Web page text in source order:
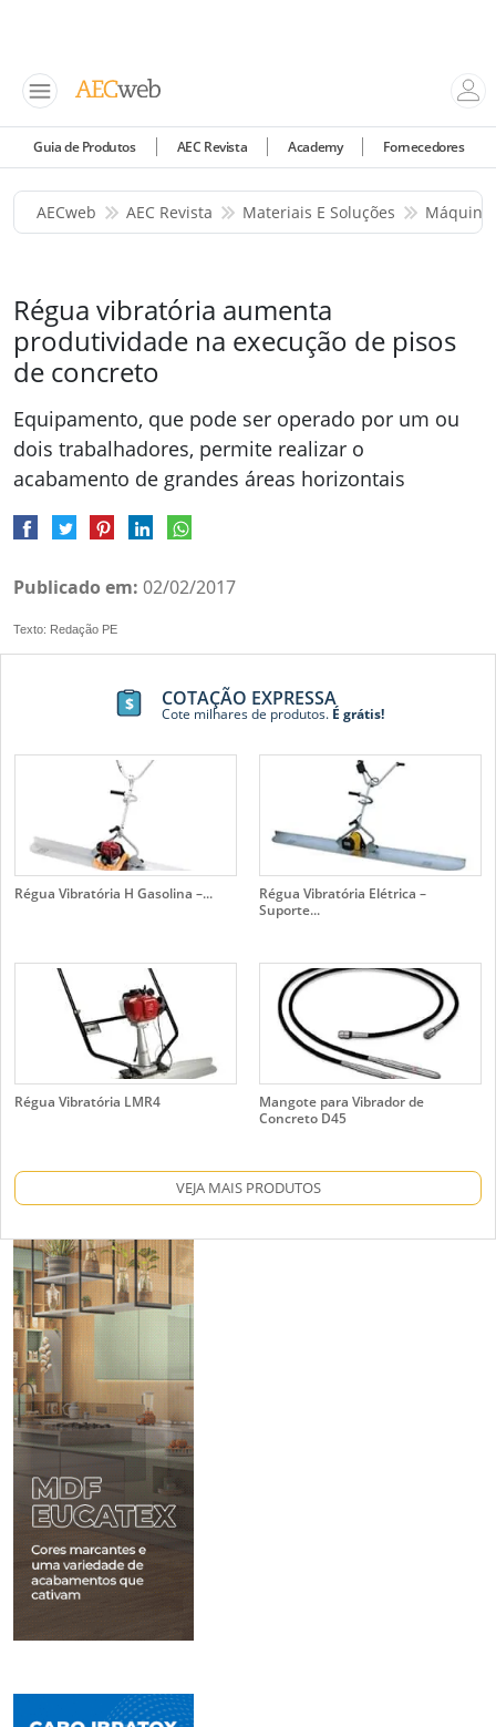
Guia de Produtos AEC Revista Academy Fornecedores
AECweb AEC Revista Materiais E Soluções
Régua vibratória aumenta
produtividade na execução de pisos
de concreto
Equipamento, que pode ser operado por um ou
dois trabalhadores, permite realizar o
acabamento de grandes áreas horizontais
Publicado em: 02/02/2017
Texto: Redação PE
COTAÇÃO EXPRESSA
Cote milhares de produtos.É grátis!
Régua Vibratória H Gasolina –...
Régua Vibratória Elétrica –
Suporte...
Régua Vibratória LMR4
Mangote para Vibrador de
Concreto D45
VEJA MAIS PRODUTOS